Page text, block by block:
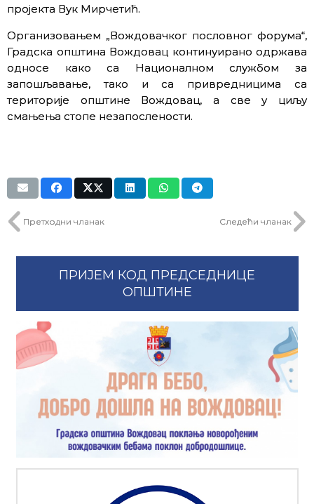
пројекта Вук Мирчетић.
Организовањем „Вождовачког пословног форума“,
Градска општина Вождовац континуирано одржава
односе како са Националном службом за
запошљавање, тако и са привредницима са
територије општине Вождовац, а све у циљу
смањења стопе незапослености.
Претходни чланак Следећи чланак
ПРИЈЕМ КОД ПРЕДСЕДНИЦЕ
ОПШТИНЕ